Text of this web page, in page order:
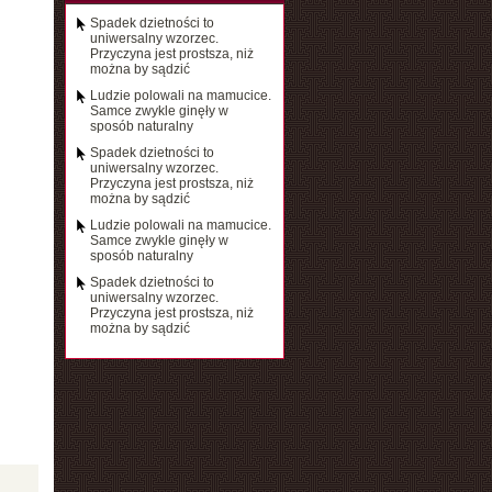
Spadek dzietności to
uniwersalny wzorzec.
Przyczyna jest prostsza, niż
można by sądzić
Ludzie polowali na mamucice.
Samce zwykle ginęły w
sposób naturalny
Spadek dzietności to
uniwersalny wzorzec.
Przyczyna jest prostsza, niż
można by sądzić
Ludzie polowali na mamucice.
Samce zwykle ginęły w
sposób naturalny
Spadek dzietności to
uniwersalny wzorzec.
Przyczyna jest prostsza, niż
można by sądzić